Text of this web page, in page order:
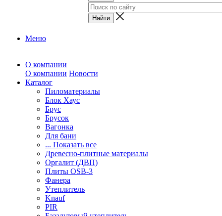
Меню
О компании
О компании Новости
Каталог
Пиломатериалы
Блок Хаус
Брус
Брусок
Вагонка
Для бани
... Показать все
Древесно-плитные материалы
Оргалит (ДВП)
Плиты OSB-3
Фанера
Утеплитель
Knauf
PIR